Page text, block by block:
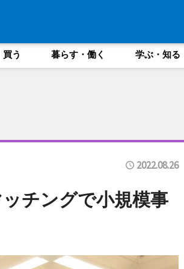
買う 暮らす・働く 学ぶ・知る
2022.08.26
チングで小規模事